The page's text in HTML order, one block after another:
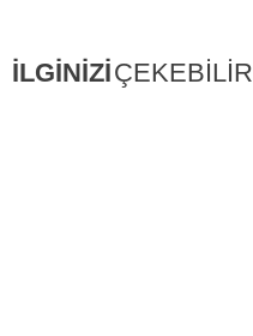
İLGİNİZİÇEKEBİLİR